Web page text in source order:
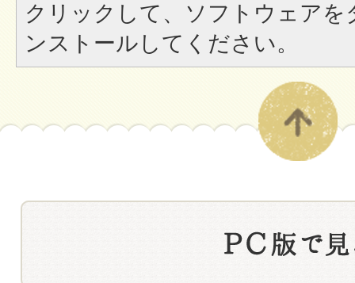
クリックして、ソフトウェア
ンストールしてください。